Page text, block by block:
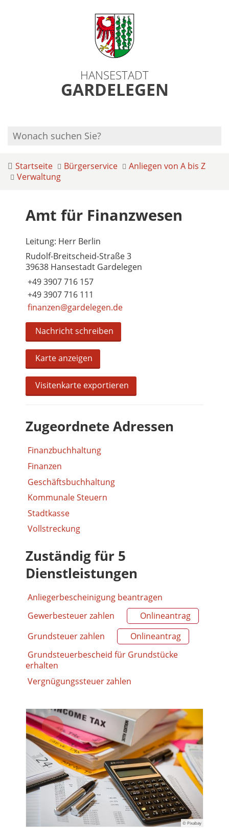
HANSESTADT
GARDELEGEN
Startseite Bürgerservice
Anliegen von A bis Z
Verwaltung
Amt für Finanzwesen
Leitung: Herr Berlin
Rudolf-Breitscheid-Straße 3
39638 Hansestadt Gardelegen
+49 3907 716 157
+49 3907 716 111
finanzen@gardelegen.de
Nachricht schreiben
Karte anzeigen
Visitenkarte exportieren
Zugeordnete Adressen
Finanzbuchhaltung
Finanzen
Geschäftsbuchhaltung
Kommunale Steuern
Stadtkasse
Vollstreckung
Zuständig für 5
Dienstleistungen
Anliegerbescheinigung beantragen
Gewerbesteuer zahlen
Onlineantrag
Grundsteuer zahlen
Onlineantrag
Grundsteuerbescheid für Grundstücke
erhalten
Vergnügungssteuer zahlen
© Pixabay